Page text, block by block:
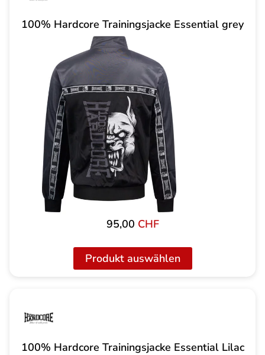
100% Hardcore Trainingsjacke Essential grey
95,00 CHF
Produkt auswählen
100% Hardcore Trainingsjacke Essential Lilac